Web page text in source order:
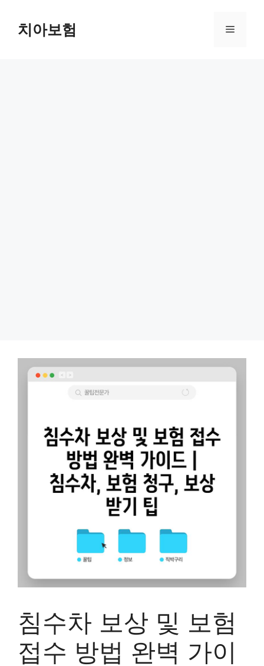
content치아보험 Menu
침수차 보상 및 보험
접수 방법 완벽 가이